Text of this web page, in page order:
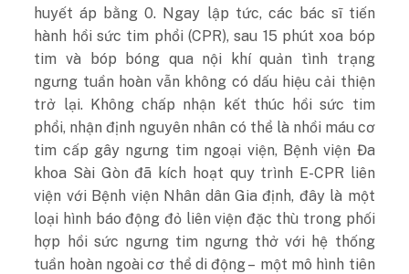
huyết áp bằng 0. Ngay lập tức, các bác sĩ tiến
hành hồi sức tim phổi (CPR), sau 15 phút xoa bóp
tim và bóp bóng qua nội khí quản tình trạng
ngưng tuần hoàn vẫn không có dấu hiệu cải thiện
trở lại. Không chấp nhận kết thúc hồi sức tim
phổi, nhận định nguyên nhân có thể là nhồi máu cơ
tim cấp gây ngưng tim ngoại viện, Bệnh viện Đa
khoa Sài Gòn đã kích hoạt quy trình E-CPR liên
viện với Bệnh viện Nhân dân Gia định, đây là một
loại hình báo động đỏ liên viện đặc thù trong phối
hợp hồi sức ngưng tim ngưng thở với hệ thống
tuần hoàn ngoài cơ thể di động – một mô hình tiên